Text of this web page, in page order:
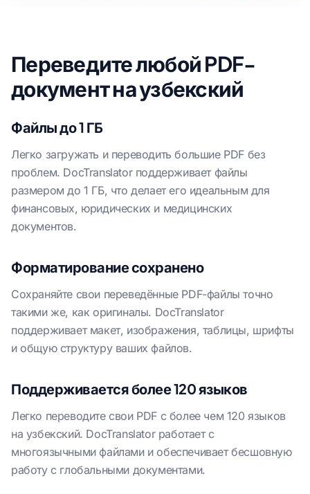
Переведите любой PDF-
документ на узбекский
Файлы до 1 ГБ
Легко загружать и переводить большие PDF без
проблем. DocTranslator поддерживает файлы
размером до 1 ГБ, что делает его идеальным для
финансовых, юридических и медицинских
документов.
Форматирование сохранено
Сохраняйте свои переведённые PDF-файлы точно
такими же, как оригиналы. DocTranslator
поддерживает макет, изображения, таблицы, шрифты
и общую структуру ваших файлов.
Поддерживается более 120 языков
Легко переводите свои PDF с более чем 120 языков
на узбекский. DocTranslator работает с
многоязычными файлами и обеспечивает бесшовную
работу с глобальными документами.